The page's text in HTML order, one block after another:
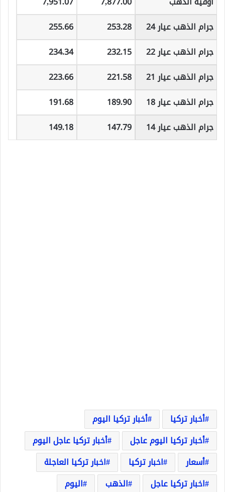
جرام الذهب عيار 24
253.28
255.66
جرام الذهب عيار 22
232.15
234.34
جرام الذهب عيار 21
221.58
223.66
جرام الذهب عيار 18
189.90
191.68
جرام الذهب عيار 14
147.79
149.18
أخبار تركيا
أخبار تركيا اليوم
أخبار تركيا اليوم عاجل
أخبار تركيا عاجل اليوم
أسعار
اخبار تركيا
اخبار تركيا العاجلة
اخبار تركيا عاجل
الذهب اليوم